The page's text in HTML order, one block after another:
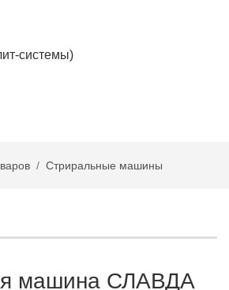
системы)
Стриральные машины
машина СЛАВДА